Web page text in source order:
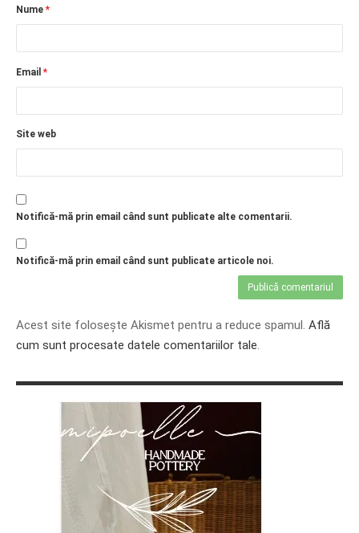
Nume *
Email *
Site web
Notifică-mă prin email când sunt publicate alte comentarii.
Notifică-mă prin email când sunt publicate articole noi.
Acest site folosește Akismet pentru a reduce spamul. Află
cum sunt procesate datele comentariilor tale.